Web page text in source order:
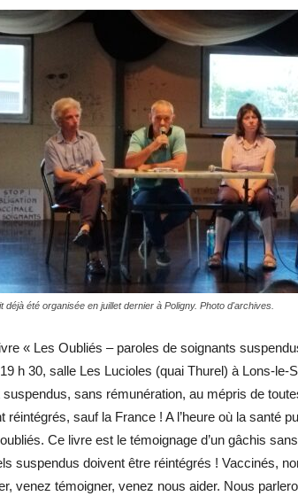
déjà été organisée en juillet dernier à Poligny. Photo d'archives.
« Les Oubliés – paroles de soignants
h 30, salle Les Lucioles (quai Thurel) à Lons-le-
sans rémunération, au mépris de
réintégrés, sauf la France ! A l’heure où la santé
Ce livre est le témoignage d’un gâchis
suspendus doivent être réintégrés ! Vaccinés,
venez témoigner, venez nous aider. Nous